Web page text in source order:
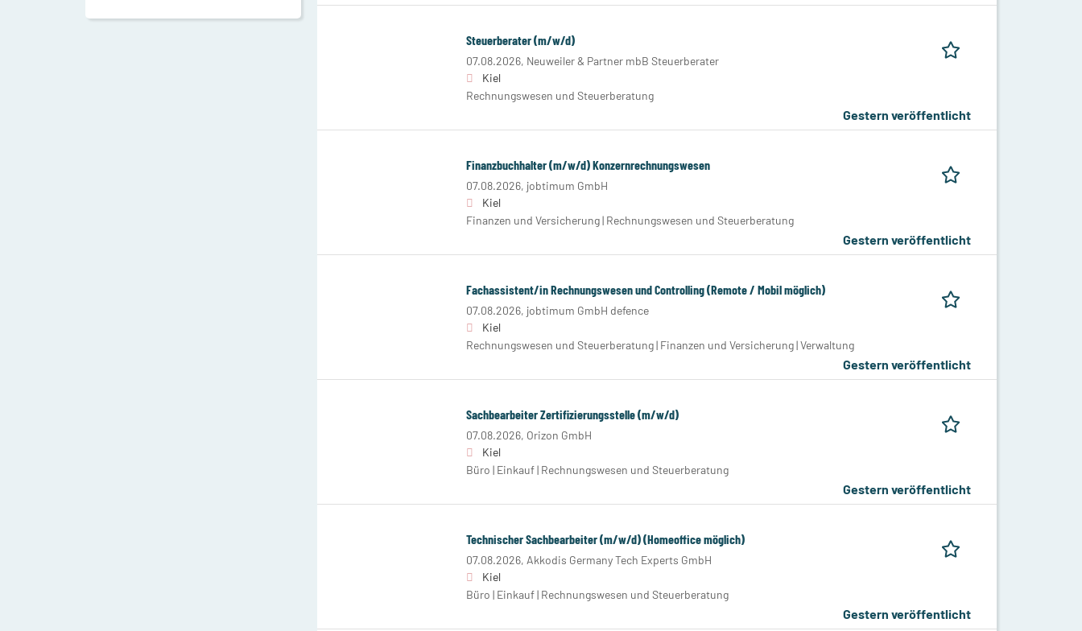
Steuerberater (m/w/d)
07.08.2026, Neuweiler & Partner mbB Steuerberater
Kiel
Rechnungswesen und Steuerberatung
Gestern veröffentlicht
Finanzbuchhalter (m/w/d) Konzernrechnungswesen
07.08.2026, jobtimum GmbH
Kiel
Finanzen und Versicherung | Rechnungswesen und Steuerberatung
Gestern veröffentlicht
Fachassistent/in Rechnungswesen und Controlling (Remote / Mobil möglich)
07.08.2026, jobtimum GmbH defence
Kiel
Rechnungswesen und Steuerberatung | Finanzen und Versicherung | Verwaltung
Gestern veröffentlicht
Sachbearbeiter Zertifizierungsstelle (m/w/d)
07.08.2026, Orizon GmbH
Kiel
Büro | Einkauf | Rechnungswesen und Steuerberatung
Gestern veröffentlicht
Technischer Sachbearbeiter (m/w/d) (Homeoffice möglich)
07.08.2026, Akkodis Germany Tech Experts GmbH
Kiel
Büro | Einkauf | Rechnungswesen und Steuerberatung
Gestern veröffentlicht